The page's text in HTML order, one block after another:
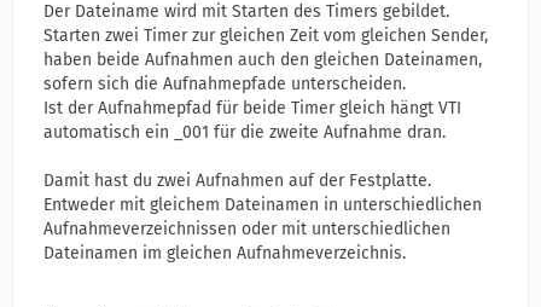
Der Dateiname wird mit Starten des Timers gebildet.
Starten zwei Timer zur gleichen Zeit vom gleichen Sender,
haben beide Aufnahmen auch den gleichen Dateinamen,
sofern sich die Aufnahmepfade unterscheiden.
Ist der Aufnahmepfad für beide Timer gleich hängt VTI
automatisch ein _001 für die zweite Aufnahme dran.
Damit hast du zwei Aufnahmen auf der Festplatte.
Entweder mit gleichem Dateinamen in unterschiedlichen
Aufnahmeverzeichnissen oder mit unterschiedlichen
Dateinamen im gleichen Aufnahmeverzeichnis.